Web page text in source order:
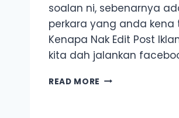
soalan ni, sebenarnya
perkara yang anda kena
Kenapa Nak Edit Post
kita dah jalankan
READ MORE CARA